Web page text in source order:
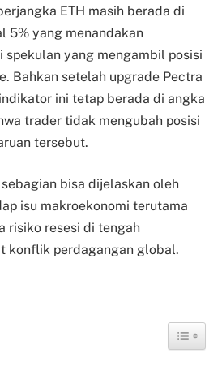
ETH masih berada di
5% yang menandakan
spekulan yang mengambil posisi
Bahkan setelah upgrade Pectra
ini tetap berada di angka
trader tidak mengubah posisi
tersebut.
bisa dijelaskan oleh
isu makroekonomi terutama
risiko resesi di tengah
konflik perdagangan global.